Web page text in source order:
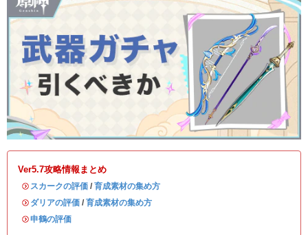
Ver5.7攻略情報まとめ
・ スカークの評価 / 育成素材の集め方
・ ダリアの評価 / 育成素材の集め方
・申鶴の評価